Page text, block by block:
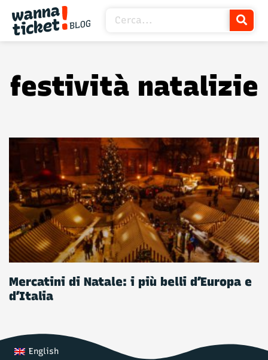
festività natalizie
Mercatini di Natale: i più belli d’Europa e
d’Italia
English